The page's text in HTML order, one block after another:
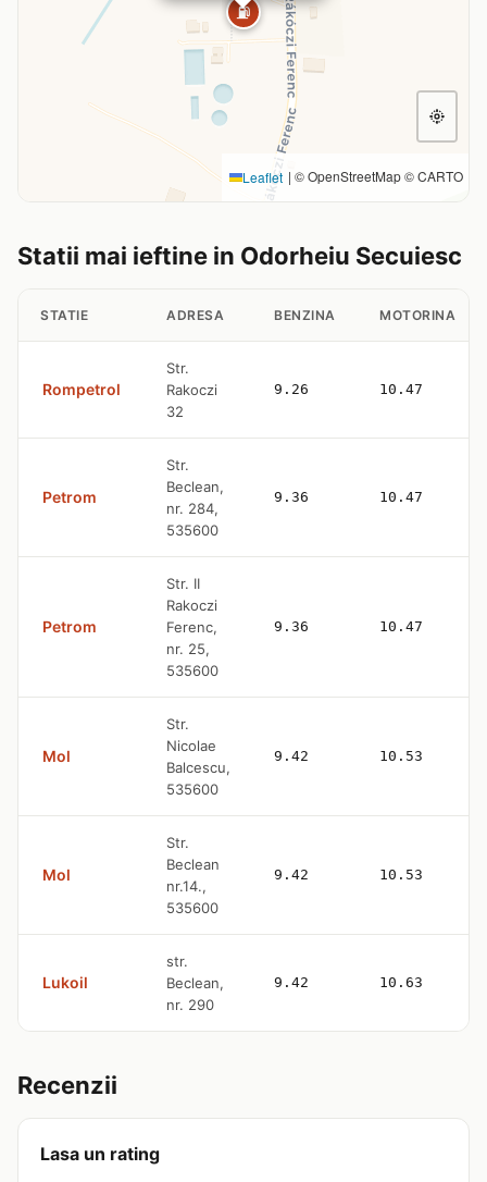
⛽
Leaflet | © OpenStreetMap © CARTO
Statii mai ieftine in Odorheiu Secuiesc
STATIE ADRESA BENZINA MOTORINA
Rompetrol
Str.
Rakoczi
32
9.26 10.47
Petrom
Str.
Beclean,
nr. 284,
535600
9.36 10.47
Petrom
Str. II
Rakoczi
Ferenc,
nr. 25,
535600
9.36 10.47
Mol
Str.
Nicolae
Balcescu,
535600
9.42 10.53
Mol
Str.
Beclean
nr.14.,
535600
9.42 10.53
Lukoil
str.
Beclean,
nr. 290
9.42 10.63
Recenzii
Lasa un rating